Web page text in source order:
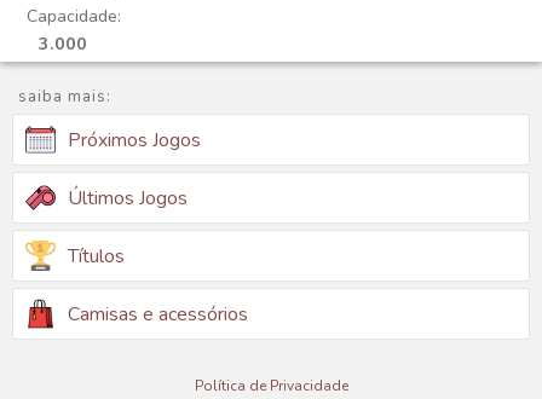
Capacidade:
3.000
saiba mais:
Próximos Jogos
Últimos Jogos
Títulos
Camisas e acessórios
Política de Privacidade